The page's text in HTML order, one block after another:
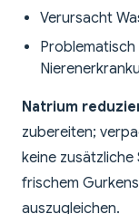
Verursacht
Natrium
zubereiten;
keine zusätzliche
frischem
auszugleichen.